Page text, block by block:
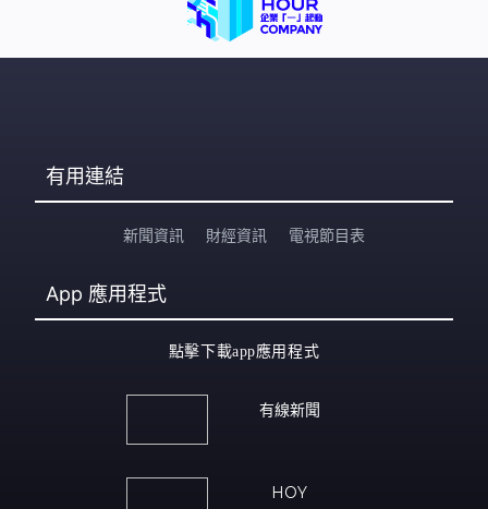
有用連結
新聞資訊 財經資訊 電視節目表
App 應用程式
點擊下載app應用程式
有線新聞
HOY